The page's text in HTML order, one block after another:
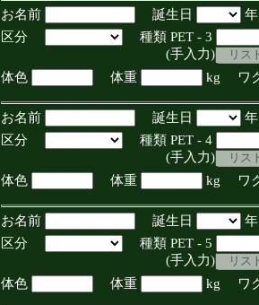
お名前 誕生日
区分
種類 PET - 3
(手入力)
体色
体重 kg ワ
お名前 誕生日
区分
種類 PET - 4
(手入力)
体色
体重 kg ワ
お名前 誕生日
区分
種類 PET - 5
(手入力)
体色
体重 kg ワ